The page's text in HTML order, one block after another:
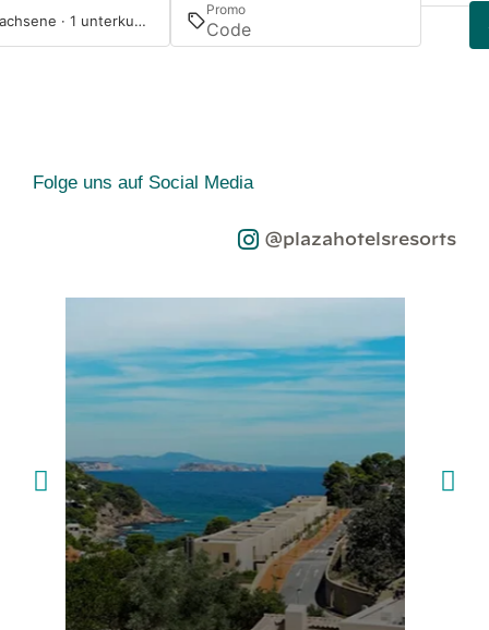
2 Erwachsene · 1 unterkunft
Promo
Folge uns auf Social Media
@plazahotelsresorts